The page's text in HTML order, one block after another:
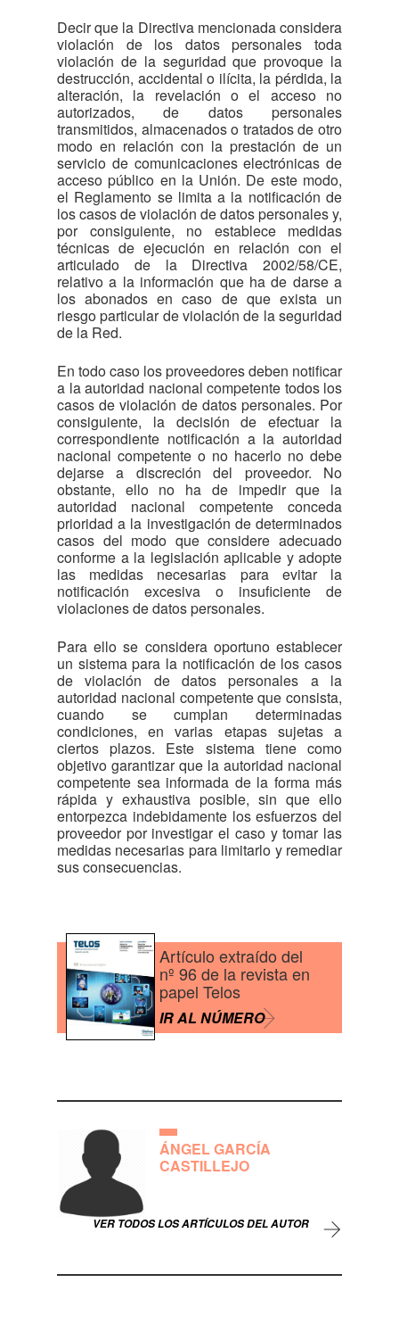
Decir que la Directiva mencionada considera
violación de los datos personales toda
violación de la seguridad que provoque la
destrucción, accidental o ilícita, la pérdida, la
alteración, la revelación o el acceso no
autorizados, de datos personales
transmitidos, almacenados o tratados de otro
modo en relación con la prestación de un
servicio de comunicaciones electrónicas de
acceso público en la Unión. De este modo,
el Reglamento se limita a la notificación de
los casos de violación de datos personales y,
por consiguiente, no establece medidas
técnicas de ejecución en relación con el
articulado de la Directiva 2002/58/CE,
relativo a la información que ha de darse a
los abonados en caso de que exista un
riesgo particular de violación de la seguridad
de la Red.
En todo caso los proveedores deben notificar
a la autoridad nacional competente todos los
casos de violación de datos personales. Por
consiguiente, la decisión de efectuar la
correspondiente notificación a la autoridad
nacional competente o no hacerlo no debe
dejarse a discreción del proveedor. No
obstante, ello no ha de impedir que la
autoridad nacional competente conceda
prioridad a la investigación de determinados
casos del modo que considere adecuado
conforme a la legislación aplicable y adopte
las medidas necesarias para evitar la
notificación excesiva o insuficiente de
violaciones de datos personales.
Para ello se considera oportuno establecer
un sistema para la notificación de los casos
de violación de datos personales a la
autoridad nacional competente que consista,
cuando se cumplan determinadas
condiciones, en varias etapas sujetas a
ciertos plazos. Este sistema tiene como
objetivo garantizar que la autoridad nacional
competente sea informada de la forma más
rápida y exhaustiva posible, sin que ello
entorpezca indebidamente los esfuerzos del
proveedor por investigar el caso y tomar las
medidas necesarias para limitarlo y remediar
sus consecuencias.
Artículo extraído del
nº 96 de la revista en
papel Telos
IR AL NÚMERO
ÁNGEL GARCÍA
CASTILLEJO
VER TODOS LOS ARTÍCULOS DEL AUTOR